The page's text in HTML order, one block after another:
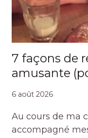
7 façons de
amusante
6 août 2026
Au cours de ma
accompagné